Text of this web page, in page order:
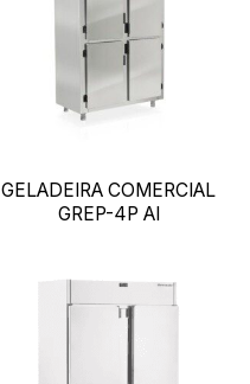
GELADEIRA COMERCIAL
GREP-4P AI